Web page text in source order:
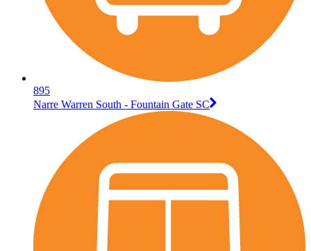
895
Narre Warren South - Fountain Gate SC